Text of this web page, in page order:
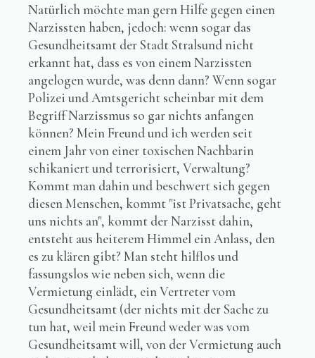
Natürlich möchte man gern Hilfe gegen einen
Narzissten haben, jedoch: wenn sogar das
Gesundheitsamt der Stadt Stralsund nicht
erkannt hat, dass es von einem Narzissten
angelogen wurde, was denn dann? Wenn sogar
Polizei und Amtsgericht scheinbar mit dem
Begriff Narzissmus so gar nichts anfangen
können? Mein Freund und ich werden seit
einem Jahr von einer toxischen Nachbarin
schikaniert und terrorisiert, Verwaltung?
Kommt man dahin und beschwert sich gegen
diesen Menschen, kommt "ist Privatsache, geht
uns nichts an", kommt der Narzisst dahin,
entsteht aus heiterem Himmel ein Anlass, den
es zu klären gibt? Man steht hilflos und
fassungslos wie neben sich, wenn die
Vermietung einlädt, ein Vertreter vom
Gesundheitsamt (der nichts mit der Sache zu
tun hat, weil mein Freund weder was vom
Gesundheitsamt will, von der Vermietung auch